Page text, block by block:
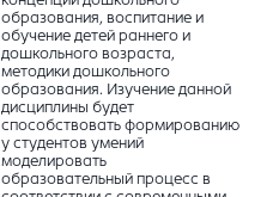
образования, воспитание и
обучение детей раннего и
дошкольного возраста,
методики дошкольного
образования. Изучение данной
дисциплины будет
способствовать формированию
у студентов умений
моделировать
образовательный процесс в